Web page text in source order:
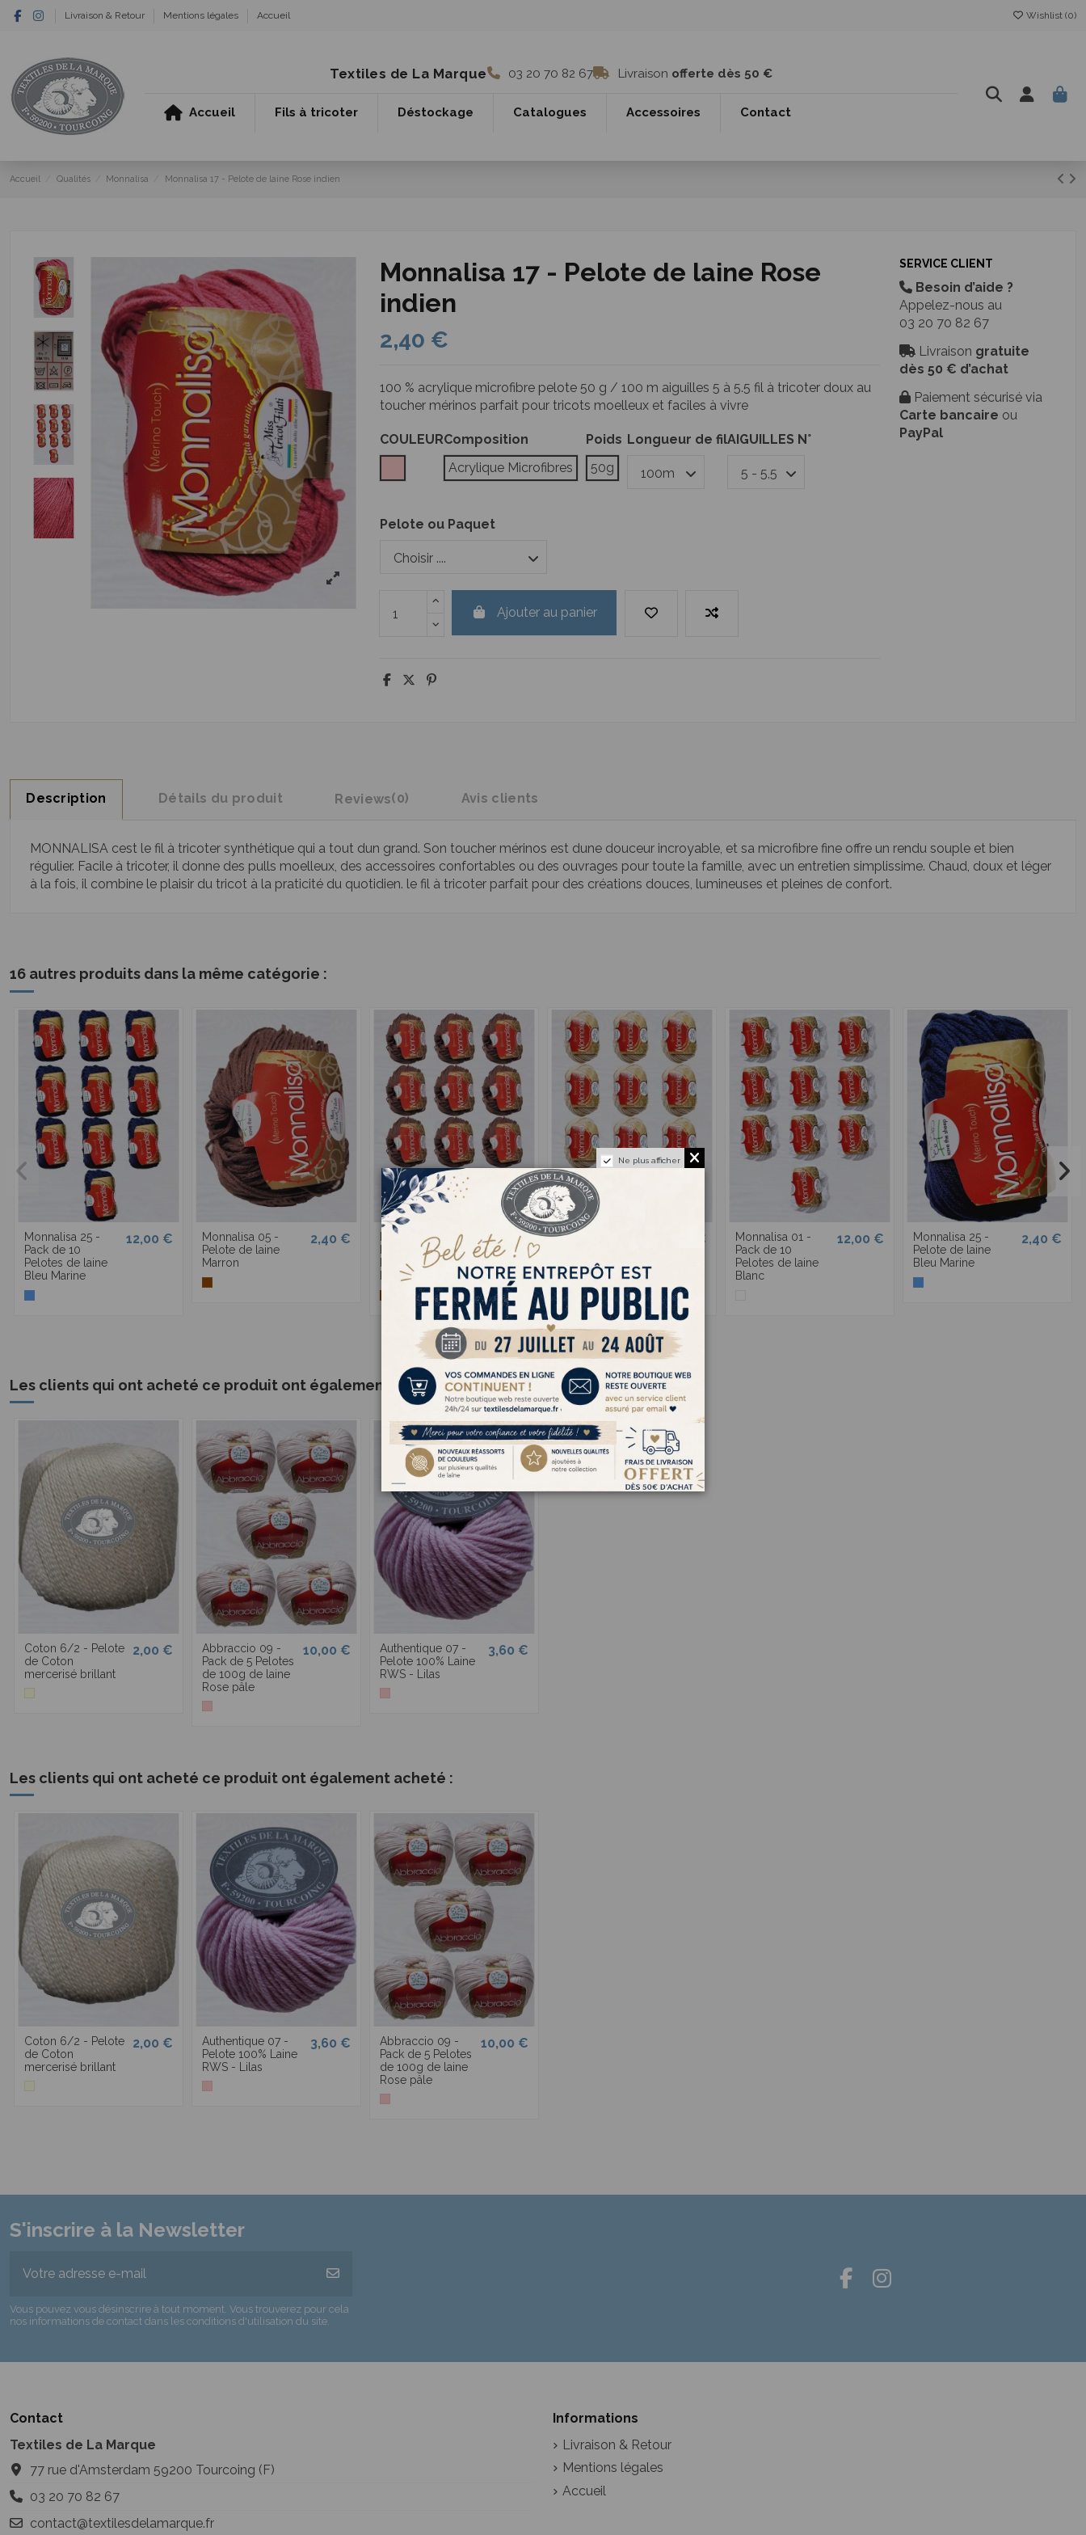
Livraison & Retour Mentions légales Accueil Wishlist (0)
Textiles de La Marque 03 20 70 82 67 Livraison offerte dès 50 €
Accueil Fils à tricoter Déstockage Catalogues Accessoires Contact
Accueil Qualités Monnalisa Monnalisa 17 - Pelote de laine Rose indien
Monnalisa 17 - Pelote de laine Rose
indien
2,40 €
100 % acrylique microfibre pelote 50 g / 100 m aiguilles 5 à 5.5 fil à tricoter doux au
toucher mérinos parfait pour tricots moelleux et faciles à vivre
COULEURComposition
Acrylique Microfibres
Poids
50g
Longueur de filAIGUILLES N°
Pelote ou Paquet
Ajouter au panier
SERVICE CLIENT
Besoin d’aide ?
Appelez-nous au
03 20 70 82 67
Livraison gratuite
dès 50 € d’achat
Paiement sécurisé via
Carte bancaire ou
PayPal
Description Détails du produit Reviews(0) Avis clients
MONNALISA cest le fil à tricoter synthétique qui a tout dun grand. Son toucher mérinos est dune douceur incroyable, et sa microfibre fine offre un rendu souple et bien
régulier. Facile à tricoter, il donne des pulls moelleux, des accessoires confortables ou des ouvrages pour toute la famille, avec un entretien simplissime. Chaud, doux et léger
à la fois, il combine le plaisir du tricot à la praticité du quotidien. le fil à tricoter parfait pour des créations douces, lumineuses et pleines de confort.
16 autres produits dans la même catégorie :
Monnalisa 25 -
Pack de 10
Pelotes de laine
Bleu Marine
12,00 €
Monnalisa 05 -
Pelote de laine
Marron
2,40 €
Monnalisa 05 -
Pack de 10
Pelotes de laine
Marron
12,00 €
Monnalisa 03 -
Pelotes de laine
Beige
12,00 €
Monnalisa 01 -
Pack de 10
Pelotes de laine
Blanc
12,00 €
Monnalisa 25 -
Pelote de laine
Bleu Marine
2,40 €
Les clients qui ont acheté ce produit ont également acheté :
Coton 6/2 - Pelote
de Coton
mercerisé brillant
2,00 €
Abbraccio 09 -
Pack de 5 Pelotes
de 100g de laine
Rose pâle
10,00 €
Authentique 07 -
Pelote 100% Laine
RWS - Lilas
3,60 €
Les clients qui ont acheté ce produit ont également acheté :
Coton 6/2 - Pelote
de Coton
mercerisé brillant
2,00 €
Authentique 07 -
Pelote 100% Laine
RWS - Lilas
3,60 €
Abbraccio 09 -
Pack de 5 Pelotes
de 100g de laine
Rose pâle
10,00 €
S'inscrire à la Newsletter
Vous pouvez vous désinscrire à tout moment. Vous trouverez pour cela
nos informations de contact dans les conditions d'utilisation du site.
Contact
Textiles de La Marque
77 rue d'Amsterdam 59200 Tourcoing (F)
03 20 70 82 67
contact@textilesdelamarque.fr
Informations
Livraison & Retour
Mentions légales
Accueil
Ne plus afficher